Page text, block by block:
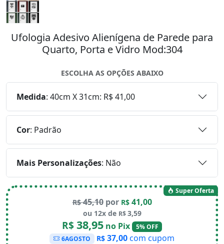
Ufologia Adesivo Alienígena de Parede para
Quarto, Porta e Vidro Mod:304
ESCOLHA AS OPÇÕES ABAIXO
Medida: 40cm X 31cm: R$ 41,00
Cor: Padrão
Mais Personalizações: Não
Super Oferta
R$45,10por R$ 41,00
ou 12x de R$3,59
R$38,95no Pix
5% OFF
6AGOSTO
R$ 37,00com cupom